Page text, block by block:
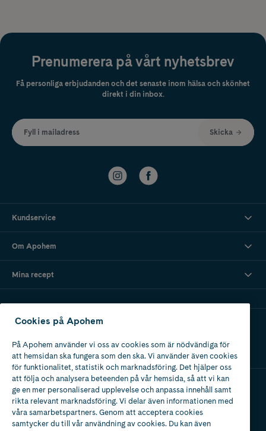
Prenumerera på vårt nyhetsbrev
Få personliga erbjudanden och det senaste inom hälsa och skönhet
direkt i din inbox.
Fyll i mailadress Skicka
Kundservice
Om Apohem
Mina recept
Ladda ner vår app
Apotek med tillstånd
av Läkemedelsverket
Cookies på Apohem
På Apohem använder vi oss av cookies som är nödvändiga för
att hemsidan ska fungera som den ska. Vi använder även cookies
för funktionalitet, statistik och marknadsföring. Det hjälper oss
att följa och analysera beteenden på vår hemsida, så att vi kan
ge en mer personaliserad upplevelse och anpassa innehåll samt
rikta relevant marknadsföring. Vi delar även informationen med
våra samarbetspartners. Genom att acceptera cookies
samtycker du till vår användning av cookies. Du kan även